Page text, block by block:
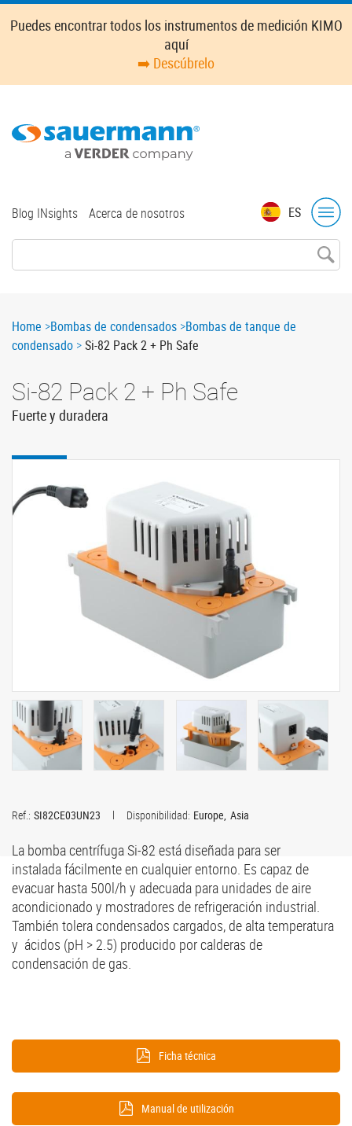
Skip
Puedes encontrar todos los instrumentos de medición KIMO
aquí
➡️ Descúbrelo
ES
Top
Blog INsights Acerca de nosotros
Breadcrumb
Home Bombas de condensados Bombas de tanque de
condensado
Si-82 Pack 2 + Ph Safe
Si-82 Pack 2 + Ph Safe
Fuerte y duradera
Disponibilidad: Europe Asia
Ref.: SI82CE03UN23
La bomba centrífuga Si-82 está diseñada para ser
instalada fácilmente en cualquier entorno. Es capaz de
evacuar hasta 500l/h y adecuada para unidades de aire
acondicionado y mostradores de refrigeración industrial.
También tolera condensados cargados, de alta temperatura
y ácidos (pH > 2.5) producido por calderas de
condensación de gas.​
Ficha técnica
Manual de utilización